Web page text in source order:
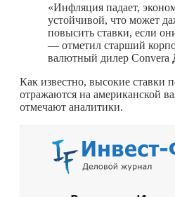
«Инфляция падает,
устойчивой, что может
повысить ставки, если
— отметил старший
валютный дилер Convera
Как известно, высокие ставки
отражаются на американской
отмечают аналитики.